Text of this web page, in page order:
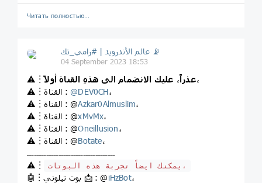
Читать полностью…
عالم الأندرويد | #رامي_تك 📡
04 September 2023 18:53
⚠️︙
عذراً، عليك الانضمام الى هذهِ القناة أولاً،
⚠️︙القناة : @DEV0CH،
⚠️︙القناة : @Azkar0Almuslim،
⚠️︙القناة : @xMvMx،
⚠️︙القناة : @Oneillusion،
⚠️︙القناة : @Botate،
⚠️︙
يمكنك ايضاً تجربة هذه البوتات،
🤖︙بوت تيلوني 📩 : @iHzBot،